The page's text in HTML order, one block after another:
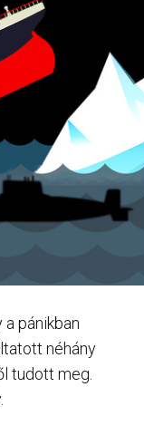
pánikban
néhány
tudott meg.